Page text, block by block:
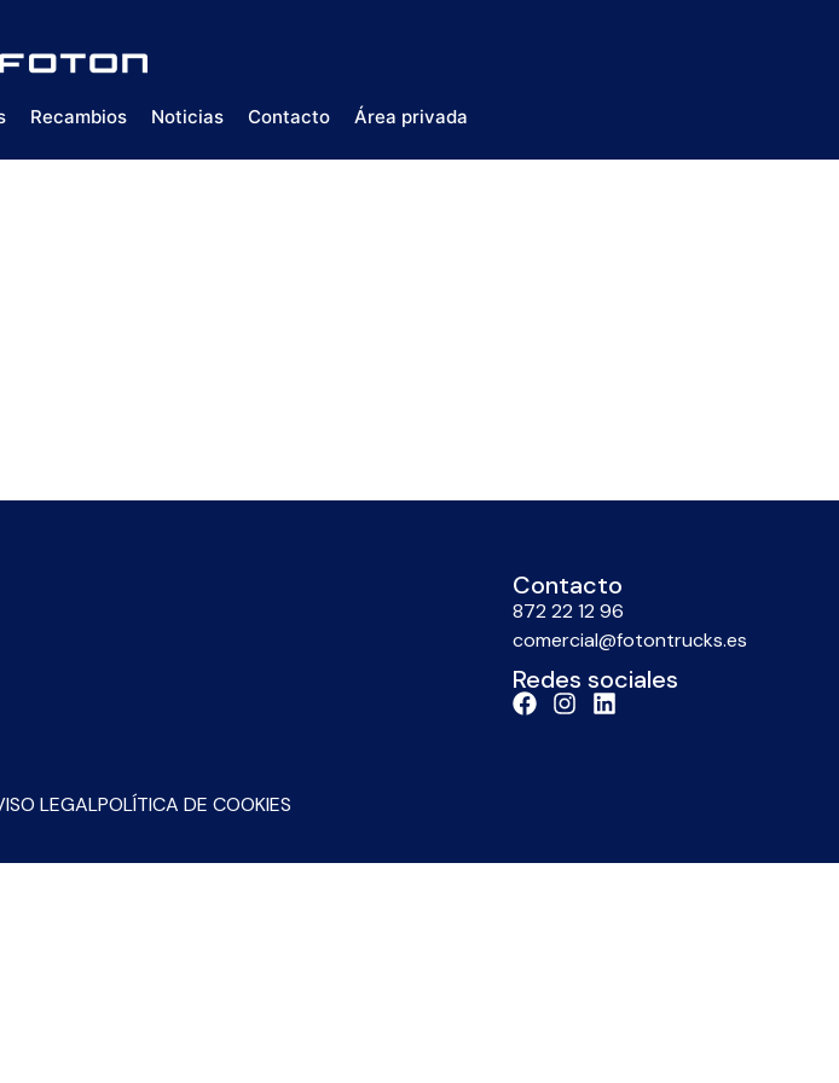
Recambios Noticias Contacto Área privada
Contacto
872 22 12 96
comercial@fotontrucks.es
Redes sociales
LEGALPOLÍTICA DE COOKIES